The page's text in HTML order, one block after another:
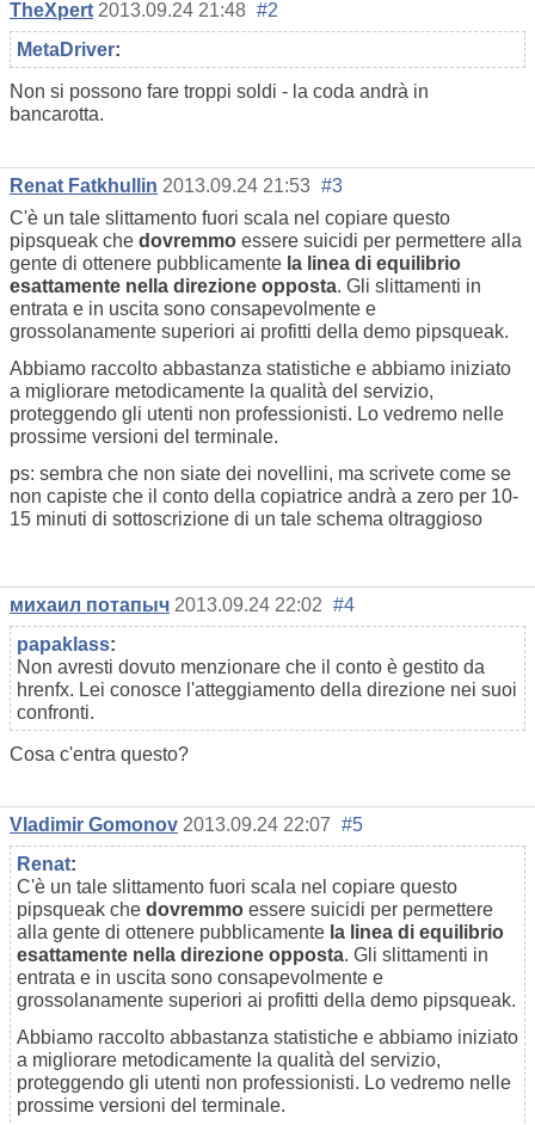
TheXpert 2013.09.24 21:48 #2
MetaDriver:
Non si possono fare troppi soldi - la coda andrà in
bancarotta.
Renat Fatkhullin 2013.09.24 21:53 #3
C'è un tale slittamento fuori scala nel copiare questo
pipsqueak che dovremmo essere suicidi per permettere alla
gente di ottenere pubblicamente la linea di equilibrio
esattamente nella direzione opposta. Gli slittamenti in
entrata e in uscita sono consapevolmente e
grossolanamente superiori ai profitti della demo pipsqueak.
Abbiamo raccolto abbastanza statistiche e abbiamo iniziato
a migliorare metodicamente la qualità del servizio,
proteggendo gli utenti non professionisti. Lo vedremo nelle
prossime versioni del terminale.
ps: sembra che non siate dei novellini, ma scrivete come se
non capiste che il conto della copiatrice andrà a zero per 10-
15 minuti di sottoscrizione di un tale schema oltraggioso
михаил потапыч 2013.09.24 22:02 #4
papaklass:
Non avresti dovuto menzionare che il conto è gestito da
hrenfx. Lei conosce l'atteggiamento della direzione nei suoi
confronti.
Cosa c'entra questo?
Vladimir Gomonov 2013.09.24 22:07 #5
Renat:
C'è un tale slittamento fuori scala nel copiare questo
pipsqueak che dovremmo essere suicidi per permettere
alla gente di ottenere pubblicamente la linea di equilibrio
esattamente nella direzione opposta. Gli slittamenti in
entrata e in uscita sono consapevolmente e
grossolanamente superiori ai profitti della demo pipsqueak.
Abbiamo raccolto abbastanza statistiche e abbiamo iniziato
a migliorare metodicamente la qualità del servizio,
proteggendo gli utenti non professionisti. Lo vedremo nelle
prossime versioni del terminale.